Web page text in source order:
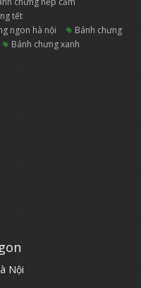
tết
ngon hà nội
bánh chưng
bánh chưng xanh
Nội